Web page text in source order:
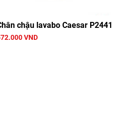
chậu lavabo Caesar P2441
VND